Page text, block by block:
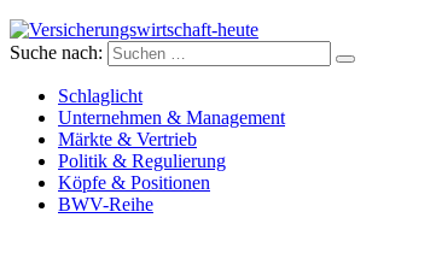
Versicherungswirtschaft-heute
Suche nach:
Schlaglicht
Unternehmen & Management
Märkte & Vertrieb
Politik & Regulierung
Köpfe & Positionen
BWV-Reihe